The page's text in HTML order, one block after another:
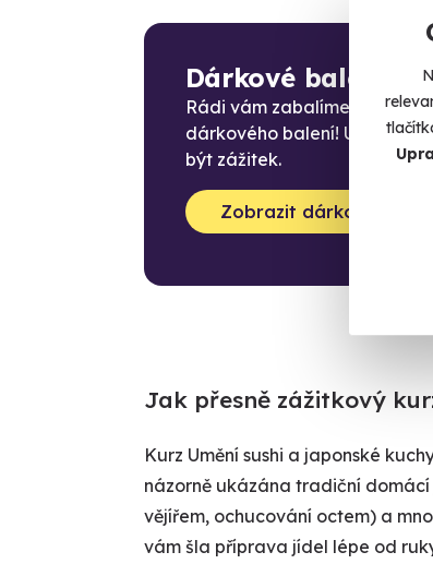
Dárkové balení
Rádi vám zabalíme zážitek
dárkového balení! Už
být zážitek.
Zobrazit dárková balení
Jak přesně zážitkový
Kurz Umění sushi a japonské
názorně ukázána tradiční
vějířem, ochucování octem) a
vám šla příprava jídel lépe od